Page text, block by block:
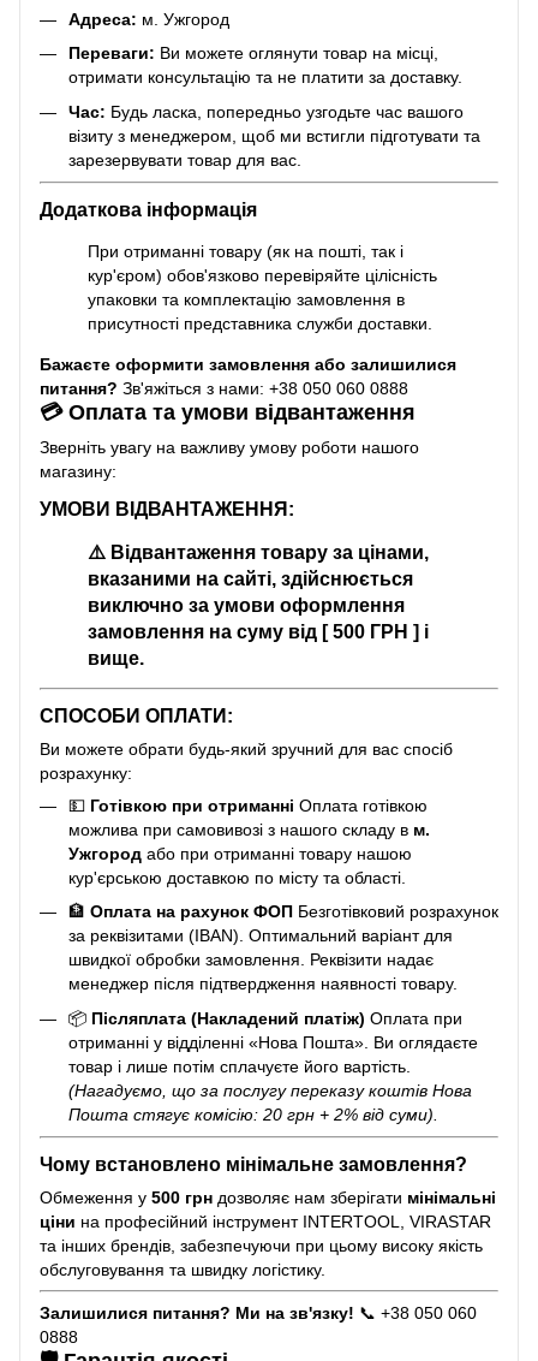
Адреса: м. Ужгород
Переваги: Ви можете оглянути товар на місці,
отримати консультацію та не платити за доставку.
Час: Будь ласка, попередньо узгодьте час вашого
візиту з менеджером, щоб ми встигли підготувати та
зарезервувати товар для вас.
Додаткова інформація
При отриманні товару (як на пошті, так і
кур'єром) обов'язково перевіряйте цілісність
упаковки та комплектацію замовлення в
присутності представника служби доставки.
Бажаєте оформити замовлення або залишилися
питання? Зв'яжіться з нами: +38 050 060 0888
💳 Оплата та умови відвантаження
Зверніть увагу на важливу умову роботи нашого
магазину:
УМОВИ ВІДВАНТАЖЕННЯ:
⚠️ Відвантаження товару за цінами,
вказаними на сайті, здійснюється
виключно за умови оформлення
замовлення на суму від [ 500 ГРН ] і
вище.
СПОСОБИ ОПЛАТИ:
Ви можете обрати будь-який зручний для вас спосіб
розрахунку:
💵 Готівкою при отриманні Оплата готівкою
можлива при самовивозі з нашого складу в м.
Ужгород або при отриманні товару нашою
кур'єрською доставкою по місту та області.
🏦 Оплата на рахунок ФОП Безготівковий розрахунок
за реквізитами (IBAN). Оптимальний варіант для
швидкої обробки замовлення. Реквізити надає
менеджер після підтвердження наявності товару.
📦 Післяплата (Накладений платіж) Оплата при
отриманні у відділенні «Нова Пошта». Ви оглядаєте
товар і лише потім сплачуєте його вартість.
(Нагадуємо, що за послугу переказу коштів Нова
Пошта стягує комісію: 20 грн + 2% від суми).
Чому встановлено мінімальне замовлення?
Обмеження у 500 грн дозволяє нам зберігати мінімальні
ціни на професійний інструмент INTERTOOL, VIRASTAR
та інших брендів, забезпечуючи при цьому високу якість
обслуговування та швидку логістику.
Залишилися питання? Ми на зв'язку! 📞 +38 050 060
0888